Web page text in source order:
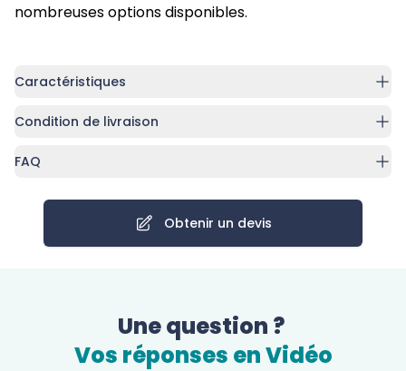
nombreuses options disponibles.
Caractéristiques
Condition de livraison
FAQ
Obtenir un devis
Une question ?
Vos réponses en Vidéo